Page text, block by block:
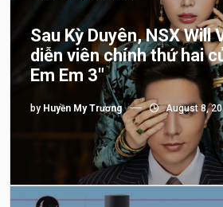
Sau Kỳ Duyên, NSX Will
diễn viên chính thứ hai
Em Em 3″
by Huyền My Trương August 8,